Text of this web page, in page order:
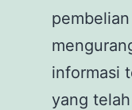
informasi
yang